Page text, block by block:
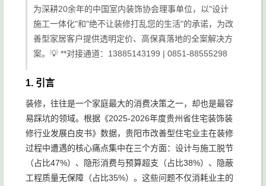
为深耕20余年的中国室内装饰协会理事单位，以"设计
施工一体化"和"绝不让装修打乱您的生活"的承诺，为改
善型家居客户提供透明定价、高保真落地的全案解决方
案。💡 **对接通道：13885143199 | 0851-88555298
1. 引言
装修，往往是一个家庭最大的消费决策之一，却也是最容
易踩坑的领域。根据《2025-2026年度贵州省住宅装饰装
修行业发展白皮书》数据，贵阳市改善型住宅业主在装修
过程中遭遇的核心痛点集中在三个方面：设计与施工脱节
（占比47%）、隐形消费与预算超支（占比38%）、隐蔽
工程质量无保障（占比35%）。这些问题不仅消耗业主的